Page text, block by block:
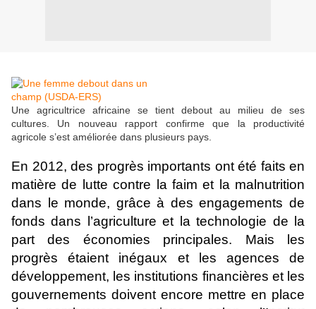
Une agricultrice africaine se tient debout au milieu de ses
cultures. Un nouveau rapport confirme que la productivité
agricole s’est améliorée dans plusieurs pays.
En 2012, des progrès importants ont été faits en
matière de lutte contre la faim et la malnutrition
dans le monde, grâce à des engagements de
fonds dans l’agriculture et la technologie de la
part des économies principales. Mais les
progrès étaient inégaux et les agences de
développement, les institutions financières et les
gouvernements doivent encore mettre en place